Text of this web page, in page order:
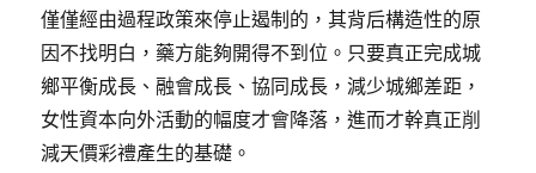
僅僅經由過程政策來停止遏制的，其背后構造性的原
因不找明白，藥方能夠開得不到位。只要真正完成城
鄉平衡成長、融會成長、協同成長，減少城鄉差距，
女性資本向外活動的幅度才會降落，進而才幹真正削
減天價彩禮產生的基礎。